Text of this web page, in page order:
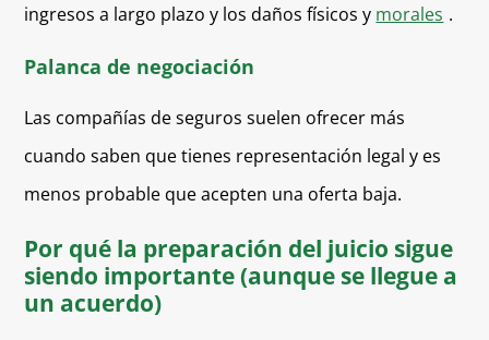
ingresos a largo plazo y los daños físicos y morales .
Palanca de negociación
Las compañías de seguros suelen ofrecer más
cuando saben que tienes representación legal y es
menos probable que acepten una oferta baja.
Por qué la preparación del juicio sigue
siendo importante (aunque se llegue a
un acuerdo)